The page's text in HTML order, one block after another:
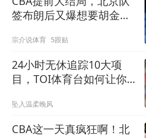
签布朗后又爆想要胡金
宗介说体育 5跟贴
24小时无休追踪10大项
目，TOI体育台如何让你
坠入温柔晚风
CBA这一天真疯狂啊！北